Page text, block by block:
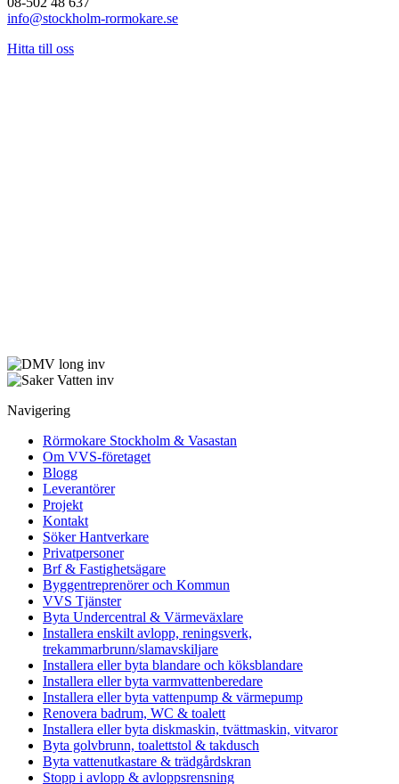
info@stockholm-rormokare.se
Hitta till oss
Navigering
Rörmokare Stockholm & Vasastan
Om VVS-företaget
Blogg
Leverantörer
Projekt
Kontakt
Söker Hantverkare
Privatpersoner
Brf & Fastighetsägare
Byggentreprenörer och Kommun
VVS Tjänster
Byta Undercentral & Värmeväxlare
Installera enskilt avlopp, reningsverk,
trekammarbrunn/slamavskiljare
Installera eller byta blandare och köksblandare
Installera eller byta varmvattenberedare
Installera eller byta vattenpump & värmepump
Renovera badrum, WC & toalett
Installera eller byta diskmaskin, tvättmaskin, vitvaror
Byta golvbrunn, toalettstol & takdusch
Byta vattenutkastare & trädgårdskran
Stopp i avlopp & avloppsrensning